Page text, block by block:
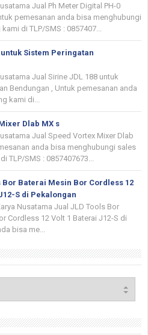
Jual Ph Meter Digital PH-0
pemesanan anda bisa menghubungi
di TLP/SMS : 0857407...
untuk Sistem Peringatan
Jual Sirine JDL 188 untuk
Bendungan , Untuk pemesanan anda
kami di...
Dlab MX s
Jual Speed Vortex Mixer Dlab
anda bisa menghubungi sales
TLP/SMS : 0857407673...
Bor Baterai Mesin Bor Cordless 12
S di Pekalongan
Nusatama Jual JLD Tools Bor
Cordless 12 Volt 1 Baterai J12-S di
bisa me...